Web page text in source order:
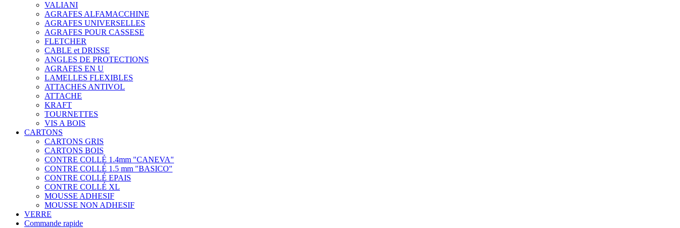
VALIANI
AGRAFES ALFAMACCHINE
AGRAFES UNIVERSELLES
AGRAFES POUR CASSESE
FLETCHER
CABLE et DRISSE
ANGLES DE PROTECTIONS
AGRAFES EN U
LAMELLES FLEXIBLES
ATTACHES ANTIVOL
ATTACHE
KRAFT
TOURNETTES
VIS A BOIS
CARTONS
CARTONS GRIS
CARTONS BOIS
CONTRE COLLÉ 1.4mm "CANEVA"
CONTRE COLLÉ 1.5 mm "BASICO"
CONTRE COLLÉ EPAIS
CONTRE COLLÉ XL
MOUSSE ADHESIF
MOUSSE NON ADHESIF
VERRE
Commande rapide